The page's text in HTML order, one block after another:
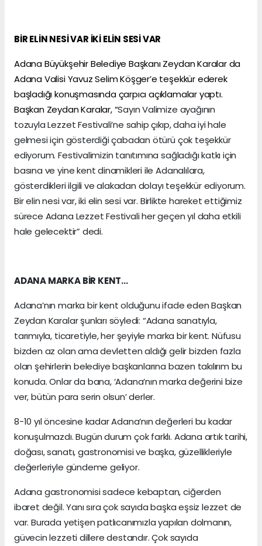
BİR ELİN NESİ VAR İKİ ELİN SESİ VAR
Adana Büyükşehir Belediye Başkanı Zeydan Karalar da
Adana Valisi Yavuz Selim Köşger’e teşekkür ederek
başladığı konuşmasında çarpıcı açıklamalar yaptı.
Başkan Zeydan Karalar, “Sayın Valimize ayağının
tozuyla Lezzet Festivali’ne sahip çıkıp, daha iyi hale
gelmesi için gösterdiği çabadan ötürü çok teşekkür
ediyorum. Festivalimizin tanıtımına sağladığı katkı için
basına ve yine kent dinamikleri ile Adanalılara,
gösterdikleri ilgili ve alakadan dolayı teşekkür ediyorum.
Bir elin nesi var, iki elin sesi var. Birlikte hareket ettiğimiz
sürece Adana Lezzet Festivali her geçen yıl daha etkili
hale gelecektir” dedi.
ADANA MARKA BİR KENT…
Adana’nın marka bir kent olduğunu ifade eden Başkan
Zeydan Karalar şunları söyledi: “Adana sanatıyla,
tarımıyla, ticaretiyle, her şeyiyle marka bir kent. Nüfusu
bizden az olan ama devletten aldığı gelir bizden fazla
olan şehirlerin belediye başkanlarına bazen takılırım bu
konuda. Onlar da bana, ‘Adana’nın marka değerini bize
ver, bütün para serin olsun’ derler.
8-10 yıl öncesine kadar Adana’nın değerleri bu kadar
konuşulmazdı. Bugün durum çok farklı. Adana artık tarihi,
doğası, sanatı, gastronomisi ve başka, güzellikleriyle
değerleriyle gündeme geliyor.
Adana gastronomisi sadece kebaptan, ciğerden
ibaret değil. Yanı sıra çok sayıda başka eşsiz lezzet de
var. Burada yetişen patlıcanımızla yapılan dolmanın,
güvecin lezzeti dillere destandır. Çok sayıda